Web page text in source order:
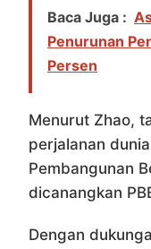
Baca Juga :
Penurunan
Persen
Menurut Zhao,
perjalanan
Pembangunan
dicanangkan
Dengan